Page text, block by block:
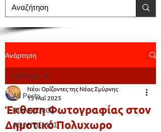
Ανάρτηση
All Posts
ΠΟΛΙΤΙΣΜΟΣ
ΑΘΛΗΤΙΣΜΟΣ
All Posts
Έκθεση Φωτογραφίας στον
Δημοτικό Πολυχωρο
Νέοι Ορίζοντες της Νέας Σμύρνης
15 Μαΐ 2025